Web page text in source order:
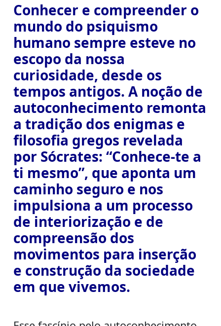
Conhecer e compreender o
mundo do psiquismo
humano sempre esteve no
escopo da nossa
curiosidade, desde os
tempos antigos. A noção de
autoconhecimento remonta
a tradição dos enigmas e
filosofia gregos revelada
por Sócrates: “Conhece-te a
ti mesmo”, que aponta um
caminho seguro e nos
impulsiona a um processo
de interiorização e de
compreensão dos
movimentos para inserção
e construção da sociedade
em que vivemos.